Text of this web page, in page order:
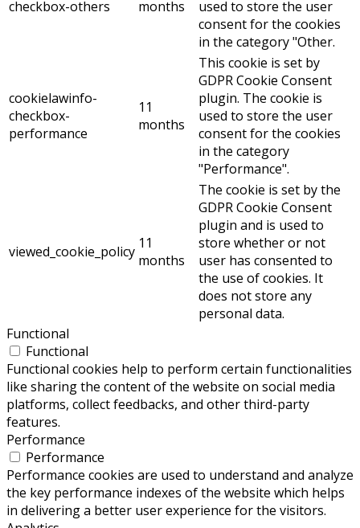
checkbox-others
months
used to store the user
consent for the cookies
in the category "Other.
cookielawinfo-
checkbox-
performance
11
months
This cookie is set by
GDPR Cookie Consent
plugin. The cookie is
used to store the user
consent for the cookies
in the category
"Performance".
viewed_cookie_policy 11
months
The cookie is set by the
GDPR Cookie Consent
plugin and is used to
store whether or not
user has consented to
the use of cookies. It
does not store any
personal data.
Functional
Functional
Functional cookies help to perform certain functionalities
like sharing the content of the website on social media
platforms, collect feedbacks, and other third-party
features.
Performance
Performance
Performance cookies are used to understand and analyze
the key performance indexes of the website which helps
in delivering a better user experience for the visitors.